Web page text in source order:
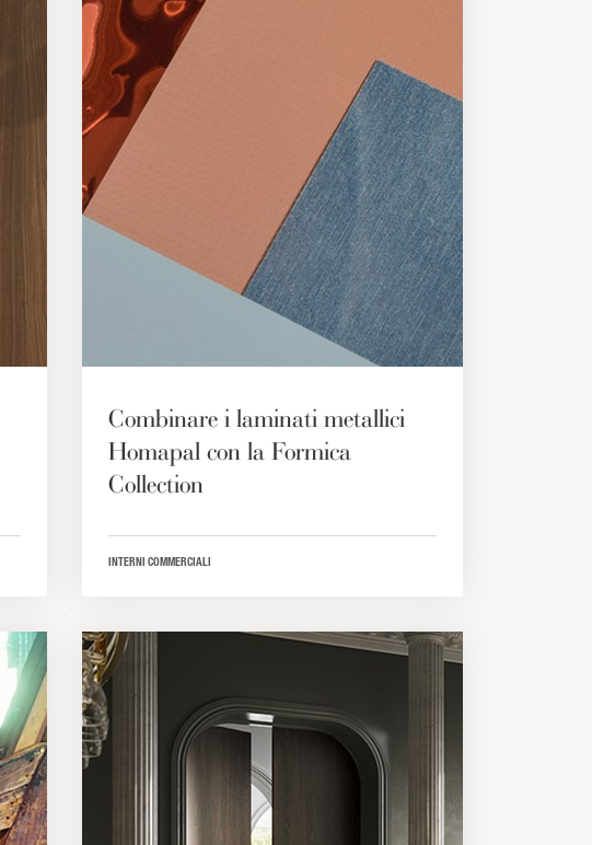
Combinare i laminati metallici
Homapal con la Formica
Collection
INTERNI COMMERCIALI